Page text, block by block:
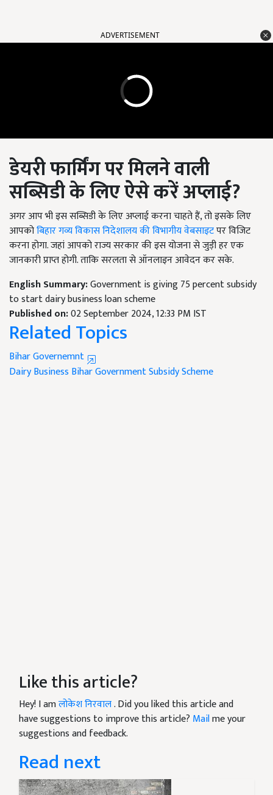
ADVERTISEMENT
डेयरी फार्मिंग पर मिलने वाली
सब्सिडी के लिए ऐसे करें अप्लाई?
अगर आप भी इस सब्सिडी के लिए अप्लाई करना चाहते हैं, तो इसके लिए
आपकोबिहार गव्य विकास निदेशालय की विभागीय वेबसाइटपर विजिट
करना होगा. जहां आपको राज्य सरकार की इस योजना से जुड़ी हर एक
जानकारी प्राप्त होगी. ताकि सरलता से ऑनलाइन आवेदन कर सके.
English Summary:Government is giving 75 percent subsidy
to start dairy business loan scheme
Published on:02 September 2024, 12:33 PM IST
Related Topics
Bihar Governemnt
Dairy Business Bihar GovernmentSubsidy Scheme
Like this article?
Hey! I amलोकेश निरवाल. Did you liked this article and
have suggestions to improve this article? Mailme your
suggestions and feedback.
Read next